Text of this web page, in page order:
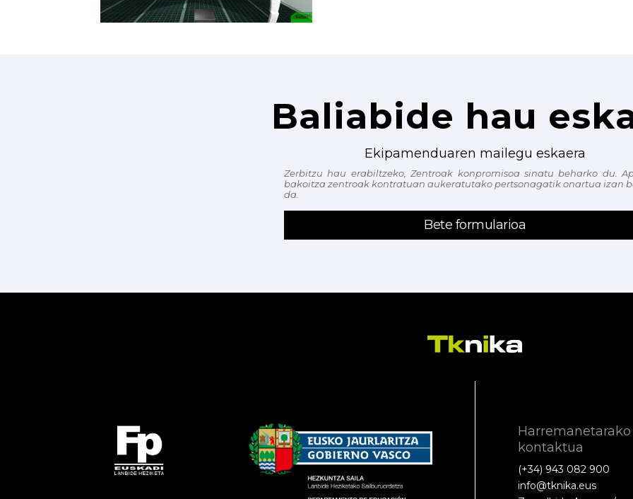
Baliabide hau
Ekipamenduaren mailegu eskaera
Zerbitzu hau erabiltzeko, Zentroak konpromisoa sinatu beharko du.
bakoitza zentroak kontratuan aukeratutako pertsonagatik onartua izan
da.
Bete formularioa
Harremanetarako
kontaktua
(+34) 943 082 900
info@tknika.eus